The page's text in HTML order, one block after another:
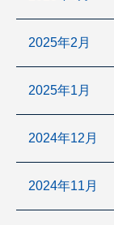
2025年2月
2025年1月
2024年12月
2024年11月